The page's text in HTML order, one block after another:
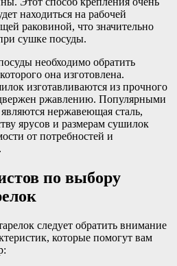
находиться на рабочей
раковиной, что значительно
сушке посуды.
необходимо обратить
она изготовлена.
изготавливаются из прочного
ржавлению. Популярными
нержавеющая сталь,
ярусов и размерам сушилок
от потребностей и
по выбору
следует обратить внимание
которые помогут вам